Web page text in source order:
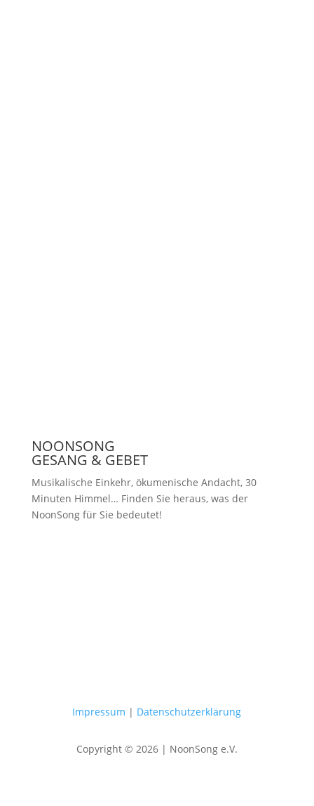
NOONSONG
GESANG & GEBET
Musikalische Einkehr, ökumenische Andacht, 30
Minuten Himmel… Finden Sie heraus, was der
NoonSong für Sie bedeutet!
Impressum | Datenschutzerklärung
Copyright © 2026 | NoonSong e.V.